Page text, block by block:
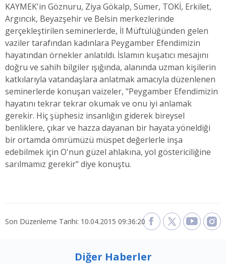
KAYMEK'in Göznuru, Ziya Gökalp, Sümer, TOKİ, Erkilet,
Argıncık, Beyazşehir ve Belsin merkezlerinde
gerçekleştirilen seminerlerde, İl Müftülüğünden gelen
vaziler tarafından kadınlara Peygamber Efendimizin
hayatından örnekler anlatıldı. İslamın kuşatıcı mesajını
doğru ve sahih bilgiler ışığında, alanında uzman kişilerin
katkılarıyla vatandaşlara anlatmak amacıyla düzenlenen
seminerlerde konuşan vaizeler, "Peygamber Efendimizin
hayatını tekrar tekrar okumak ve onu iyi anlamak
gerekir. Hiç şüphesiz insanlığın giderek bireysel
benliklere, çıkar ve hazza dayanan bir hayata yöneldiği
bir ortamda ömrümüzü müspet değerlerle inşa
edebilmek için O'nun güzel ahlakına, yol göstericiliğine
sarılmamız gerekir" diye konuştu.
Son Düzenleme Tarihi: 10.04.2015 09:36:20
Diğer Haberler